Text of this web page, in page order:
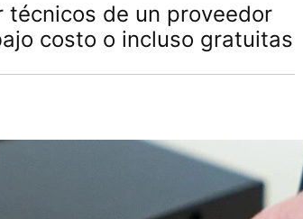
técnicos de un proveedor
costo o incluso gratuitas